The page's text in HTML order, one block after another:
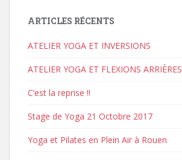
ARTICLES RÉCENTS
ATELIER YOGA ET INVERSIONS
ATELIER YOGA ET FLEXIONS ARRIÈRES
C’est la reprise !!
Stage de Yoga 21 Octobre 2017
Yoga et Pilates en Plein Air à Rouen